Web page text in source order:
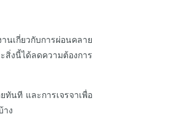
นเกี่ยวกับการผ่อนคลาย
งนี้ได้ลดความต้องการ
ทันที และการเจรจาเพื่อ
าง